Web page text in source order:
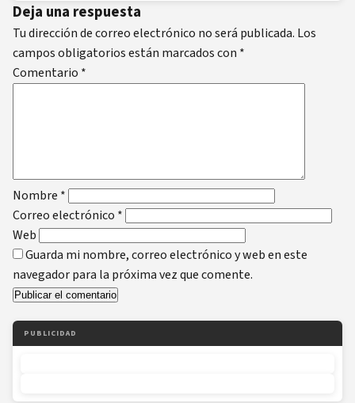
Deja una respuesta
Tu dirección de correo electrónico no será publicada. Los
campos obligatorios están marcados con *
Comentario *
Nombre *
Correo electrónico *
Web
Guarda mi nombre, correo electrónico y web en este
navegador para la próxima vez que comente.
PUBLICIDAD